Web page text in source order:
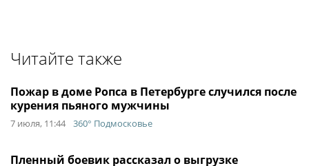
Читайте также
Пожар в доме Ропса в Петербурге случился после
курения пьяного мужчины
7 июля, 11:44 360° Подмосковье
Пленный боевик рассказал о выгрузке